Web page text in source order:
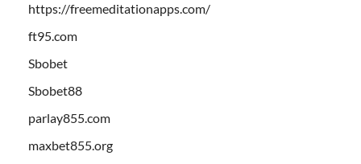
https://freemeditationapps.com/
ft95.com
Sbobet
Sbobet88
parlay855.com
maxbet855.org